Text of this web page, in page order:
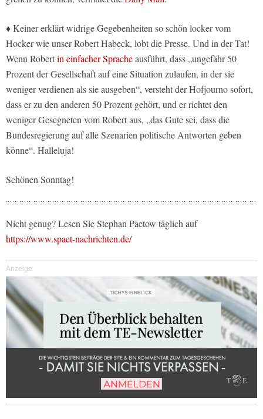
♦ Keiner erklärt widrige Gegebenheiten so schön locker vom
Hocker wie unser Robert Habeck, lobt die Presse. Und in der Tat!
Wenn Robertin einfacher Spracheausführt, dass „ungefähr 50
Prozent der Gesellschaft auf eine Situation zulaufen, in der sie
weniger verdienen als sie ausgeben“, versteht der Hofjourno sofort,
dass er zu den anderen 50 Prozent gehört, und er richtet den
weniger Gesegneten vom Robert aus, „das Gute sei, dass die
Bundesregierung auf alle Szenarien politische Antworten geben
könne“. Halleluja!
Schönen Sonntag!
Nicht genug? Lesen Sie Stephan Paetow täglich auf
https://www.spaet-nachrichten.de/
Anzeige